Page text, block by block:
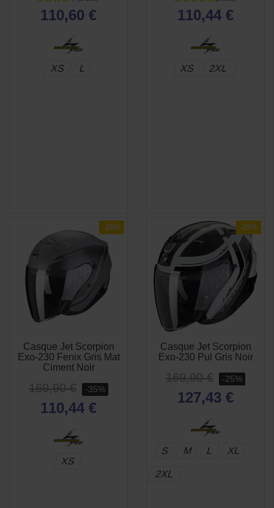
110,60 €
XS L
110,44 €
XS 2XL
-35%
Casque Jet Scorpion
Exo-230 Fenix Gris Mat
Ciment Noir
169,90 € -35%
110,44 €
XS
-25%
Casque Jet Scorpion
Exo-230 Pul Gris Noir
169,90 € -25%
127,43 €
S M L XL
2XL
APERÇU
RAPIDE
APERÇU
RAPIDE